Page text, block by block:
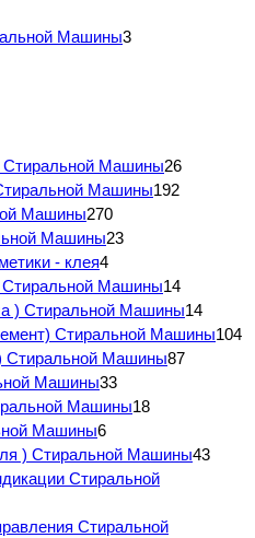
Машины3
Стиральной Машины26
Машины192
Машины270
Машины23
- клея4
Машины14
) Стиральной Машины14
Стиральной Машины104
Стиральной Машины87
Машины33
Машины18
Машины6
) Стиральной Машины43
Стиральной
Стиральной